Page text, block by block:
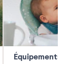
Équipements